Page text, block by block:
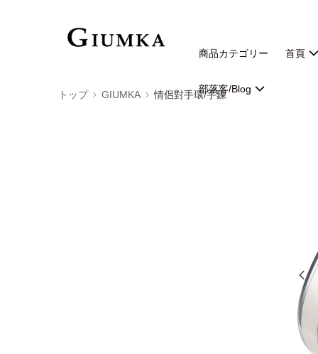
商品カテゴリー 首頁
部落客/Blog
トップ GIUMKA 情侶對手環/手鍊